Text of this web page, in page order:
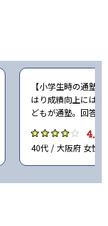
-
-
-
【小学生時の通塾
はり成績向上には
どもが通塾。回答
4.0
40代 / 大阪府 女性